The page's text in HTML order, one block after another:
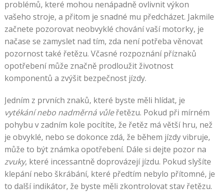
problémů, které mohou nenápadně ovlivnit výkon
vašeho stroje, a přitom je snadné mu předcházet. Jakmile
začnete pozorovat neobvyklé chování vaší motorky, je
načase se zamyslet nad tím, zda není potřeba věnovat
pozornost také řetězu. Včasné rozpoznání příznaků
opotřebení může značně prodloužit životnost
komponentů a zvýšit bezpečnost jízdy.
Jedním z prvních znaků, které byste měli hlídat, je
vytékání nebo nadměrná vůleřetězu. Pokud při mírném
pohybu v zadním kole pocítíte, že řetěz má větší hru, než
je obvyklé, nebo se dokonce zdá, že během jízdy vibruje,
může to být známka opotřebení. Dále si dejte pozor na
zvuky, které incessantně doprovázejí jízdu. Pokud slyšíte
klepání nebo škrábání, které předtím nebylo přítomné, je
to další indikátor, že byste měli zkontrolovat stav řetězu.